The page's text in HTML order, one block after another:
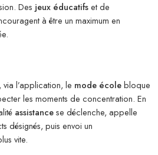
Des jeux éducatifset de
à être un maximum en
, via l’application, le mode écolebloque
les moments de concentration. En
assistancese déclenche, appelle
désignés, puis envoi un
vite.